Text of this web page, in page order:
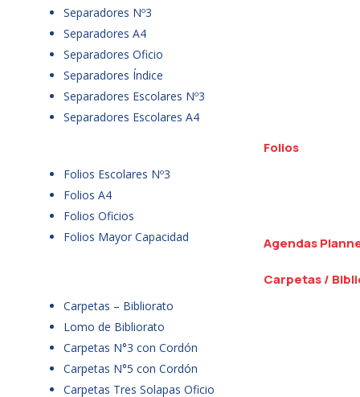
Separadores Nº3
Separadores A4
Separadores Oficio
Separadores Índice
Separadores Escolares Nº3
Separadores Escolares A4
Folios
Folios Escolares Nº3
Folios A4
Folios Oficios
Folios Mayor Capacidad
Agendas
Carpetas /
Carpetas – Bibliorato
Lomo de Bibliorato
Carpetas N°3 con Cordón
Carpetas N°5 con Cordón
Carpetas Tres Solapas Oficio